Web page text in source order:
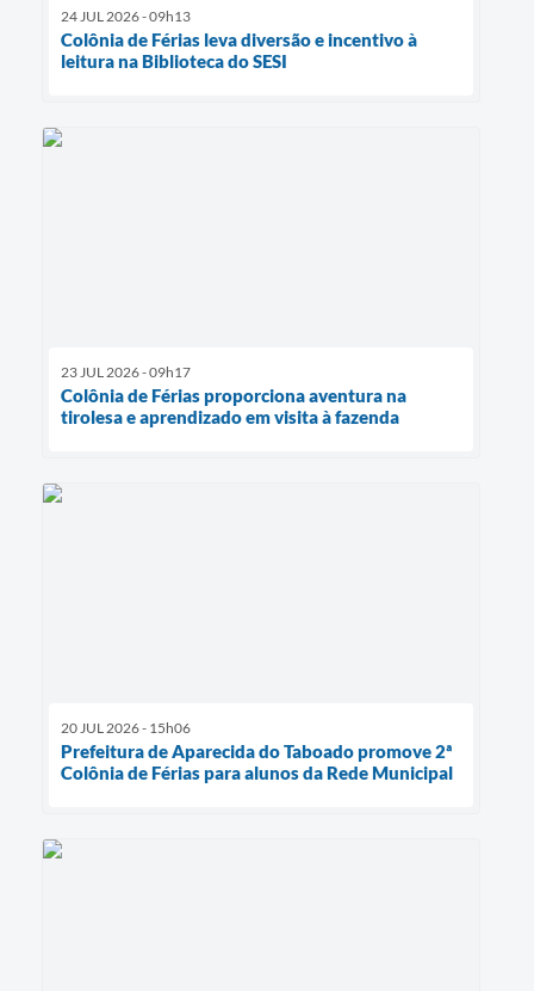
24 JUL 2026 - 09h13
Colônia de Férias leva diversão e incentivo à
leitura na Biblioteca do SESI
23 JUL 2026 - 09h17
Colônia de Férias proporciona aventura na
tirolesa e aprendizado em visita à fazenda
20 JUL 2026 - 15h06
Prefeitura de Aparecida do Taboado promove 2ª
Colônia de Férias para alunos da Rede Municipal